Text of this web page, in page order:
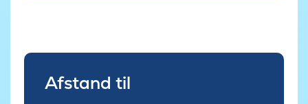
Afstand til